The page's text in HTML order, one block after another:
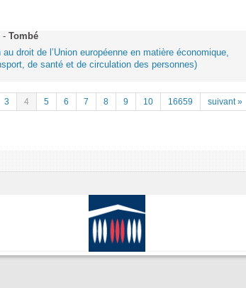
- Tombé
droit de l’Union européenne en matière économique,
de santé et de circulation des personnes)
3 4 5 6 7 8 9 10 16659 suivant »